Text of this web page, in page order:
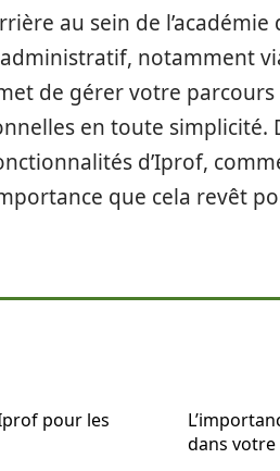
au sein de
administratif, notamment
de gérer votre
en toute simplicité.
d’Iprof,
que cela revêt
pour les
dans